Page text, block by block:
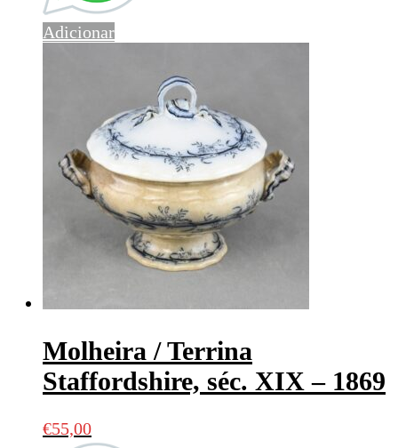
Adicionar
Molheira / Terrina
Staffordshire, séc. XIX – 1869
€55,00